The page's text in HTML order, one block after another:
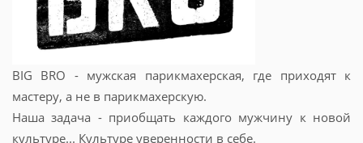
BIG BRO - мужская парикмахерская, где приходят к
мастеру, а не в парикмахерскую.
Наша задача - приобщать каждого мужчину к новой
культуре... Культуре уверенности в себе.